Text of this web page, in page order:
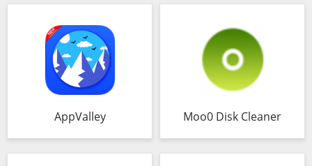
AppValley Moo0 Disk Cleaner